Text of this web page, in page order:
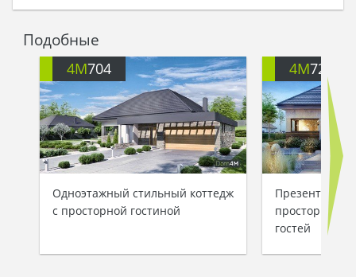
Подобные
4M704
Одноэтажный стильный коттедж
с просторной гостиной
4M722
просторной
гостей